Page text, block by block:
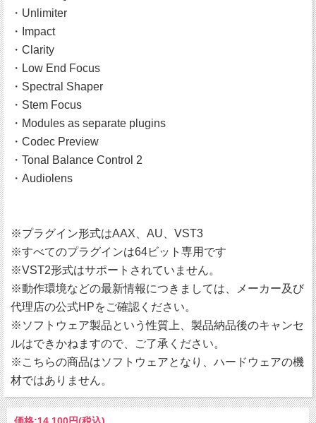
・Unlimiter
・Impact
・Clarity
・Low End Focus
・Spectral Shaper
・Stem Focus
・Modules as separate plugins
・Codec Preview
・Tonal Balance Control 2
・Audiolens
※プラグイン形式はAAX、AU、VST3
※すべてのプラグインは64ビット専用です
※VST2形式はサポートされていません。
※動作環境などの最新情報につきましては、メーカー及び
代理店の公式HPをご確認ください。
※ソフトウェア製品という性質上、製品納品後のキャンセ
ルはできかねますので、ご了承ください。
※こちらの商品はソフトウェアとなり、ハードウェアの機
材ではありません。